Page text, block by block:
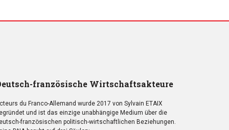
französische Wirtschaftsakteure
du Franco-Allemand wurde 2017 von Sylvain ETAIX
und ist das einzige unabhängige Medium über die
französischen politisch-wirtschaftlichen Beziehungen.